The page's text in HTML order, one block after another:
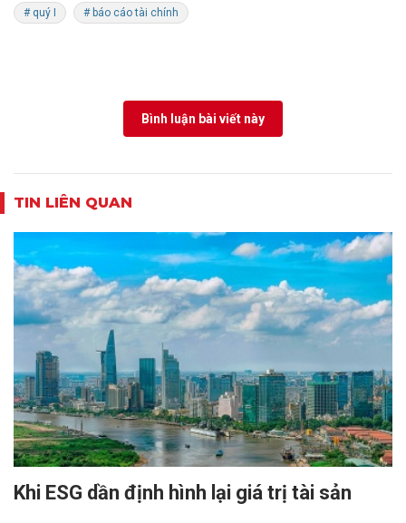
# quý I # báo cáo tài chính
Bình luận bài viết này
TIN LIÊN QUAN
Khi ESG dần định hình lại giá trị tài sản